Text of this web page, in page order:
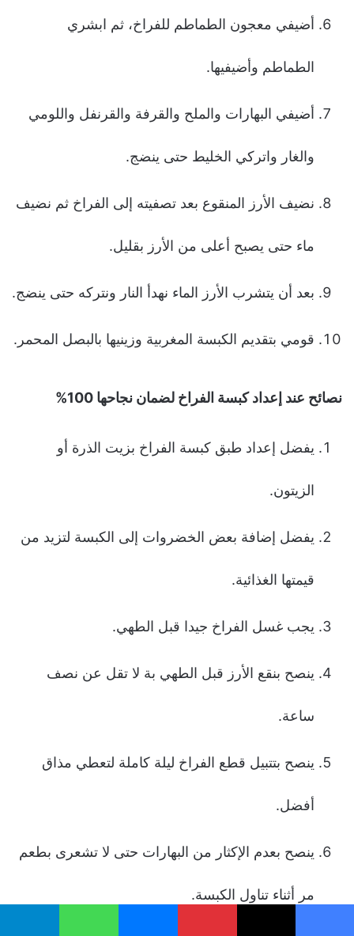
أضيفي معجون الطماطم للفراخ، ثم ابشري
الطماطم وأضيفيها.
أضيفي البهارات والملح والقرفة والقرنفل واللومي
والغار واتركي الخليط حتى ينضج.
نضيف الأرز المنقوع بعد تصفيته إلى الفراخ ثم نضيف
ماء حتى يصبح أعلى من الأرز بقليل.
بعد أن يتشرب الأرز الماء نهدأ النار ونتركه حتى ينضج.
قومي بتقديم الكبسة المغربية وزينيها بالبصل المحمر.
نصائح عند إعداد كبسة الفراخ لضمان نجاحها 100%
يفضل إعداد طبق كبسة الفراخ بزيت الذرة أو
الزيتون.
يفضل إضافة بعض الخضروات إلى الكبسة لتزيد من
قيمتها الغذائية.
يجب غسل الفراخ جيدا قبل الطهي.
ينصح بنقع الأرز قبل الطهي بة لا تقل عن نصف
ساعة.
ينصح بتتبيل قطع الفراخ ليلة كاملة لتعطي مذاق
أفضل.
ينصح بعدم الإكثار من البهارات حتى لا تشعرى بطعم
مر أثناء تناول الكبسة.